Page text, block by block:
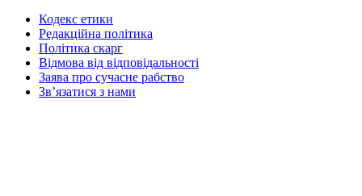
Кодекс етики
Редакційна політика
Політика скарг
Відмова від відповідальності
Заява про сучасне рабство
Зв’язатися з нами